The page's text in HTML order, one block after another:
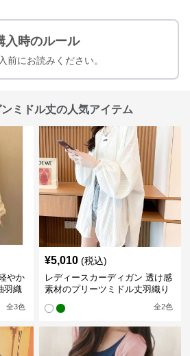
入時のルール
前にお読みください。
ミドル丈の人気アイテム
やか
羽織
全3色
¥5,010 (税込)
レディースカーディガン 透け感
素材のプリーツミドル丈羽織り
全2色